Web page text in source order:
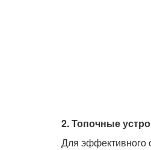
2. Топочные
Для эффективного